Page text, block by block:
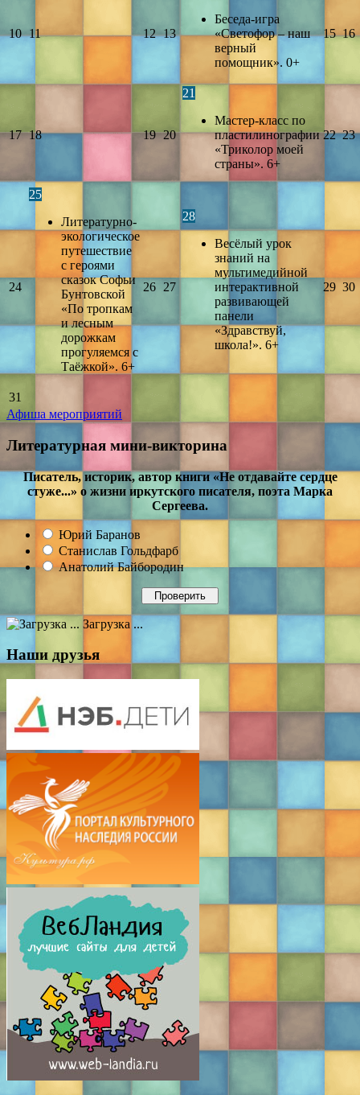
10 11 12 13
Беседа-игра
«Светофор – наш
верный
помощник». 0+
15 16
17 18 19 20
21
Мастер-класс по
пластилинографии
«Триколор моей
страны». 6+
22 23
24
25
Литературно-
экологическое
путешествие
с героями
сказок Софьи
Бунтовской
«По тропкам
и лесным
дорожкам
прогуляемся с
Таёжкой». 6+
26 27
28
Весёлый урок
знаний на
мультимедийной
интерактивной
развивающей
панели
«Здравствуй,
школа!». 6+
29 30
31
Афиша мероприятий
Литературная мини-викторина
Писатель, историк, автор книги «Не отдавайте сердце
стуже...» о жизни иркутского писателя, поэта Марка
Сергеева.
Юрий Баранов
Станислав Гольдфарб
Анатолий Байбородин
Загрузка ...
Наши друзья